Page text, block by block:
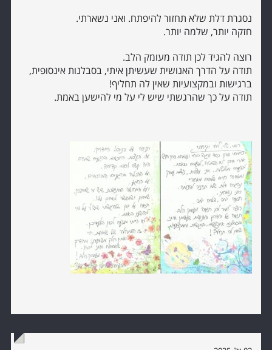
נסגרת דלת שלא תחזור להיפתח. ואני נשארתי.
חזקה יותר, שלמה יותר.
רוצה להגיד לכן תודה מעומק הלב.
תודה על הדרך האנושית שעשיתן איתי, בסבלנות אינסופית,
ברגישות ובמקצועיות שאין לה תחליף!
תודה על כך שהרגשתי שיש לי על מי להישען באמת.